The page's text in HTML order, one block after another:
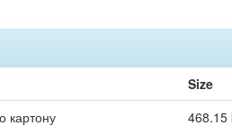
Size
картону 468.15